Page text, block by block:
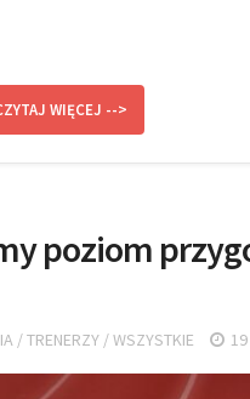
WIĘCEJ -->
poziom
/TRENERZY /WSZYSTKIE